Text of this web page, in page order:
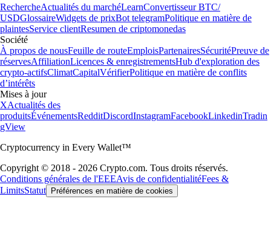
RechercheActualités du marchéLearnConvertisseur BTC/
USDGlossaireWidgets de prixBot telegramPolitique en matière de
plaintesService clientResumen de criptomonedas
Société
À propos de nousFeuille de routeEmploisPartenairesSécuritéPreuve de
réservesAffiliationLicences & enregistrementsHub d'exploration des
crypto-actifsClimatCapitalVérifierPolitique en matière de conflits
d’intérêts
Mises à jour
XActualités des
produitsÉvénementsRedditDiscordInstagramFacebookLinkedinTradin
gView
Cryptocurrency in Every Wallet™
Copyright © 2018 - 2026 Crypto.com. Tous droits réservés.
Conditions générales de l'EEEAvis de confidentialitéFees &
LimitsStatut Préférences en matière de cookies